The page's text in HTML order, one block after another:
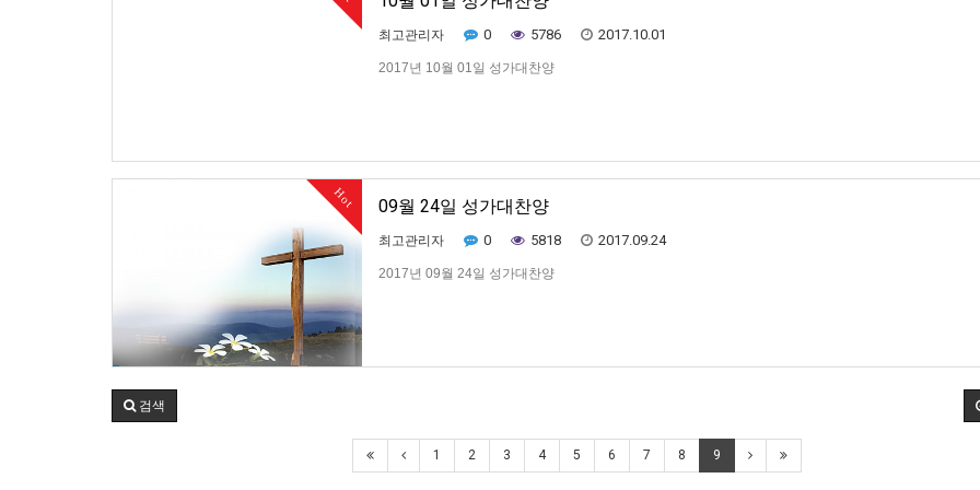
최고관리자 0 5786 2017.10.01
2017년 10월 01일 성가대찬양
Hot 09월 24일 성가대찬양
최고관리자 0 5818 2017.09.24
2017년 09월 24일 성가대찬양
검색
1 2 3 4 5 6 7 8 9